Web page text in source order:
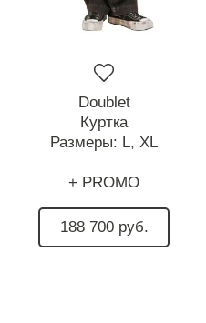
Doublet
Куртка
Размеры: L, XL
+ PROMO
188 700 руб.